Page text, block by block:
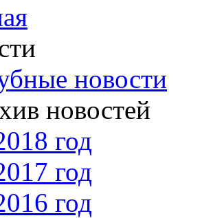
новости
новостей
год
год
год